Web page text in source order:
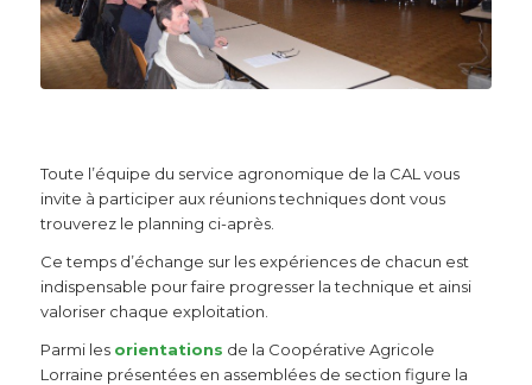
Toute l’équipe du service agronomique de la CAL vous
invite à participer aux réunions techniques dont vous
trouverez le planning ci-après.
Ce temps d’échange sur les expériences de chacun est
indispensable pour faire progresser la technique et ainsi
valoriser chaque exploitation.
Parmi les orientations de la Coopérative Agricole
Lorraine présentées en assemblées de section figure la